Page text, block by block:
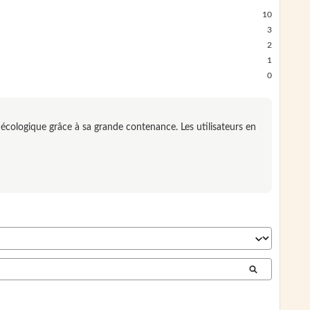
10
3
2
1
0
grâce à sa grande contenance. Les utilisateurs en